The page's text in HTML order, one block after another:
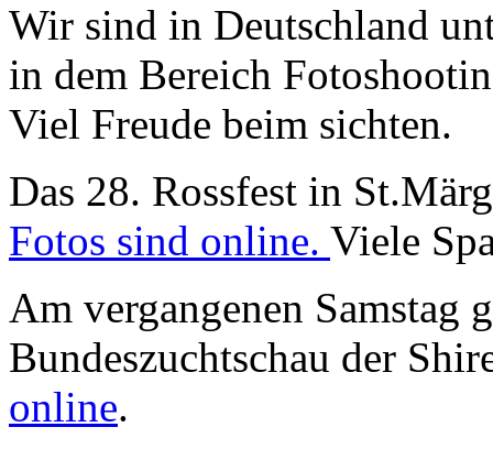
Wir sind in Deutschland
in dem Bereich
Viel Freude beim sichten.
Das 28. Rossfest in
Fotos sind online. Viele
Am vergangenen Samstag
Bundeszuchtschau der
online.